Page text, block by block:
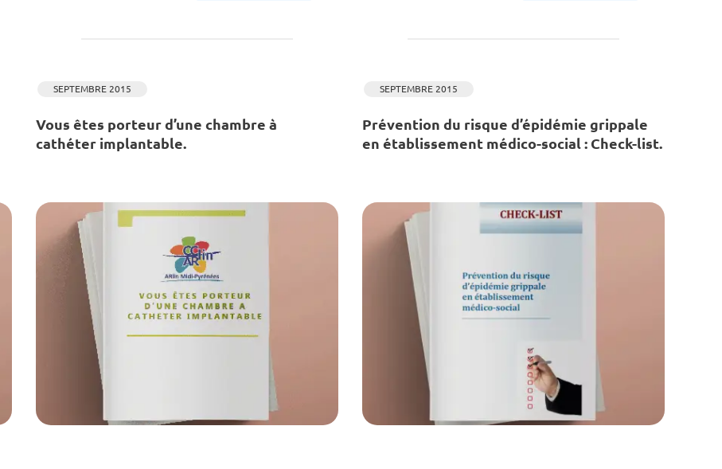
SEPTEMBRE 2015
Vous êtes porteur d’une chambre à
cathéter implantable.
SEPTEMBRE 2015
Prévention du risque d’épidémie grippale
en établissement médico-social : Check-list.